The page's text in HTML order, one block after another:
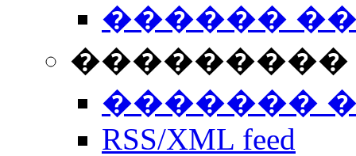
������
���������
�������
RSS/XML feed